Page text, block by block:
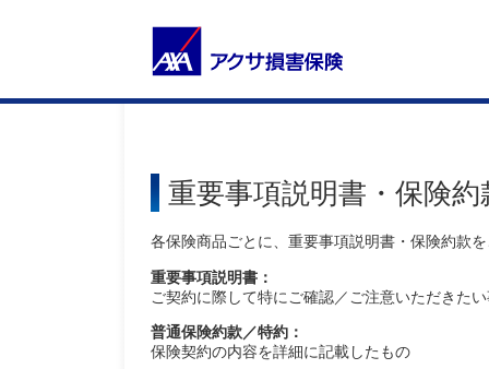
重要事項説明書・保険約
各保険商品ごとに、重要事項説明書・保険約款
重要事項説明書：
ご契約に際して特にご確認／ご注意いただきた
普通保険約款／特約：
保険契約の内容を詳細に記載したもの